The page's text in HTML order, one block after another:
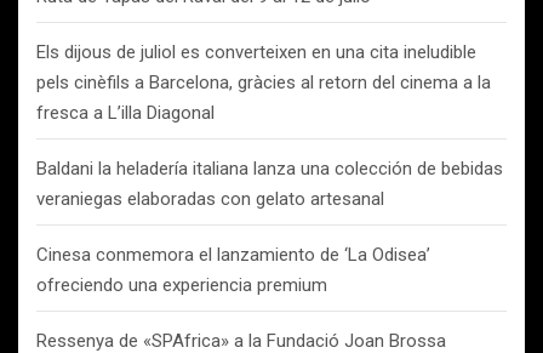
Els dijous de juliol es converteixen en una cita ineludible
pels cinèfils a Barcelona, gràcies al retorn del cinema a la
fresca a L’illa Diagonal
Baldani la heladería italiana lanza una colección de bebidas
veraniegas elaboradas con gelato artesanal
Cinesa conmemora el lanzamiento de ‘La Odisea’
ofreciendo una experiencia premium
Ressenya de «SPAfrica» a la Fundació Joan Brossa